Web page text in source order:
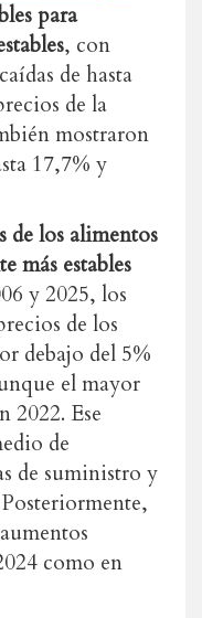
para
, con
de hasta
de la
mostraron
17,7% y
de los alimentos
más estables
y 2025, los
de los
debajo del 5%
el mayor
2022. Ese
de
de suministro y
como en